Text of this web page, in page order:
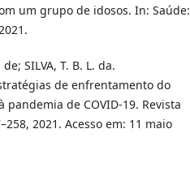
um grupo de idosos. In: Saúde:
SILVA, T. B. L. da.
de enfrentamento do
de COVID-19. Revista
2021. Acesso em: 11 maio